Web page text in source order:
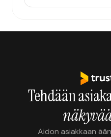
Tehdään
Aidon asiakkaan